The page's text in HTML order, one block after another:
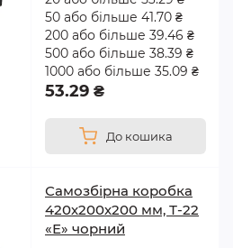
самозбірних
можуть передбачатися
досить універсальна. Це
можливість
галузях виробництва, в
50 або більше 41.70 ₴
200 або більше 39.46 ₴
500 або більше 38.39 ₴
1000 або більше 35.09 ₴
53.29 ₴
До кошика
Самозбірна коробка
420х200х200 мм, Т-22
«Е» чорний